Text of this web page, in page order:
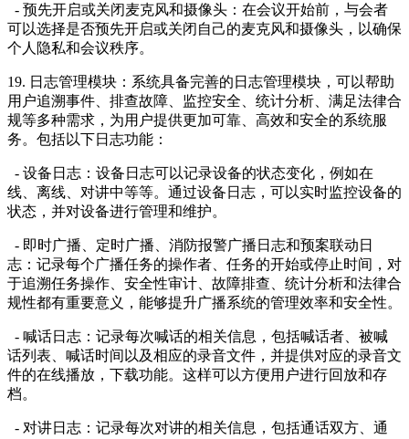
- 预先开启或关闭麦克风和摄像头：在会议开始前，与会者
可以选择是否预先开启或关闭自己的麦克风和摄像头，以确保
个人隐私和会议秩序。
19. 日志管理模块：系统具备完善的日志管理模块，可以帮助
用户追溯事件、排查故障、监控安全、统计分析、满足法律合
规等多种需求，为用户提供更加可靠、高效和安全的系统服
务。包括以下日志功能：
- 设备日志：设备日志可以记录设备的状态变化，例如在
线、离线、对讲中等等。通过设备日志，可以实时监控设备的
状态，并对设备进行管理和维护。
- 即时广播、定时广播、消防报警广播日志和预案联动日
志：记录每个广播任务的操作者、任务的开始或停止时间，对
于追溯任务操作、安全性审计、故障排查、统计分析和法律合
规性都有重要意义，能够提升广播系统的管理效率和安全性。
- 喊话日志：记录每次喊话的相关信息，包括喊话者、被喊
话列表、喊话时间以及相应的录音文件，并提供对应的录音文
件的在线播放，下载功能。这样可以方便用户进行回放和存
档。
- 对讲日志：记录每次对讲的相关信息，包括通话双方、通